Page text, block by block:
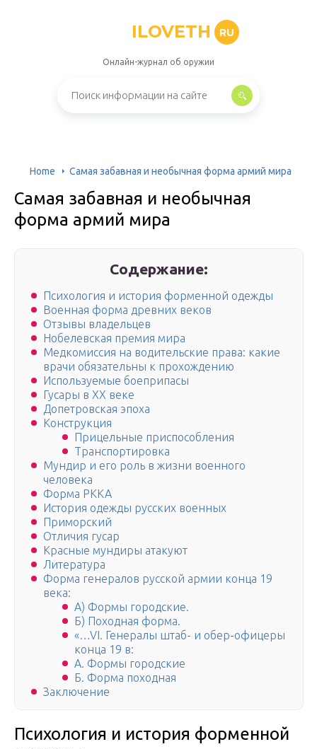
ILOVETH RU
Онлайн-журнал об оружии
Home Самая забавная и необычная форма армий мира
Самая забавная и необычная
форма армий мира
Содержание:
Психология и история форменной одежды
Военная форма древних веков
Отзывы владельцев
Нобелевская премия мира
Медкомиссия на водительские права: какие
врачи обязательны к прохождению
Используемые боеприпасы
Гусары в ХХ веке
Допетровская эпоха
Конструкция
Прицельные приспособления
Транспортировка
Мундир и его роль в жизни военного
человека
Форма РККА
История одежды русских военных
Приморский
Отличия гусар
Красные мундиры атакуют
Литература
Форма генералов русской армии конца 19
века:
А) Формы городские.
Б) Походная форма.
«…VI. Генералы штаб- и обер-офицеры
конца 19 в:
А. Формы городские
Б. Форма походная
Заключение
Психология и история форменной